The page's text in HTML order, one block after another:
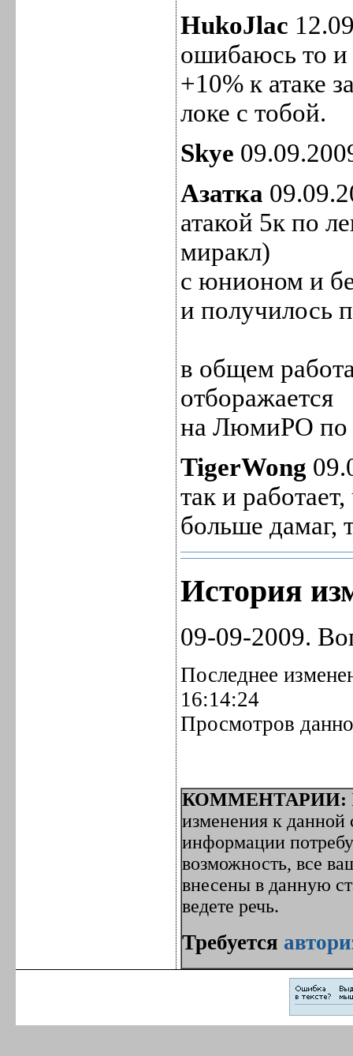
HukoJlac
ошибаюсь то и
+10% к атаке
локе с тобой.
Skye
Азатка
атакой 5к по
миракл)
с юнионом и
и получилось
в общем
отборажается
на ЛюмиРО по
TigerWong
так и
больше дамаг,
История
09-09-2009.
Последнее
16:14:24
Просмотров
КОММЕНТАРИИ:
изменения к данной
информации
возможность, все
внесены в данную
ведете речь.
Требуется